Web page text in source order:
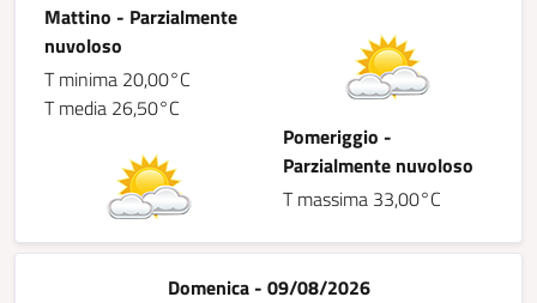
Mattino - Parzialmente
nuvoloso
T minima 20,00°C
T media 26,50°C
Pomeriggio -
Parzialmente nuvoloso
T massima 33,00°C
Domenica - 09/08/2026